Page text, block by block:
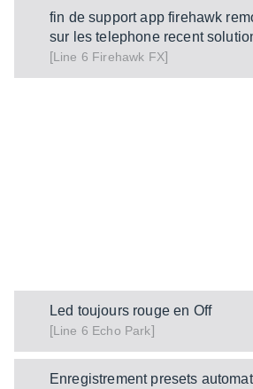
fin de support app firehawk
sur les telephone recent
[Line 6 Firehawk FX]
Led toujours rouge en Off
[Line 6 Echo Park]
Enregistrement presets